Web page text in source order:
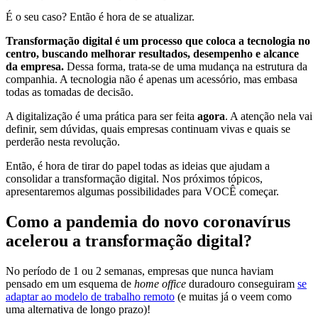
É o seu caso? Então é hora de se atualizar.
Transformação digital é um processo que coloca a tecnologia no
centro, buscando melhorar resultados, desempenho e alcance
da empresa. Dessa forma, trata-se de uma mudança na estrutura da
companhia. A tecnologia não é apenas um acessório, mas embasa
todas as tomadas de decisão.
A digitalização é uma prática para ser feita agora. A atenção nela vai
definir, sem dúvidas, quais empresas continuam vivas e quais se
perderão nesta revolução.
Então, é hora de tirar do papel todas as ideias que ajudam a
consolidar a transformação digital. Nos próximos tópicos,
apresentaremos algumas possibilidades para VOCÊ começar.
Como a pandemia do novo coronavírus
acelerou a transformação digital?
No período de 1 ou 2 semanas, empresas que nunca haviam
pensado em um esquema de home office duradouro conseguiram se
adaptar ao modelo de trabalho remoto (e muitas já o veem como
uma alternativa de longo prazo)!